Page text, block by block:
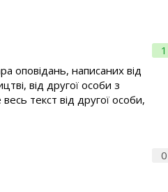
1
оповідань, написаних від
від другої особи з
текст від другої особи,
0